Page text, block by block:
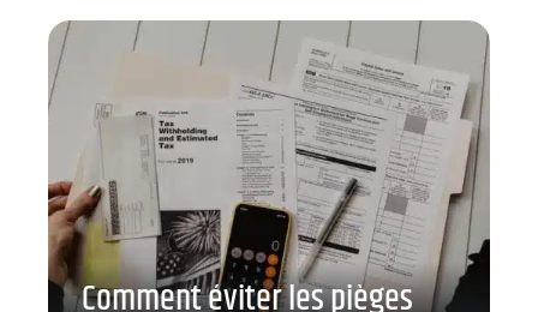
Comment éviter les pièges